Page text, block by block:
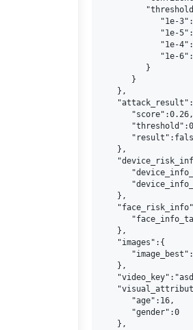
"1e-
"1e-
"1e-
"1e-
         }
      }
   },
      "score":0.26,
   },
   },
   },
   "images":{
   },
      "age":16,
      "gender":0
   },